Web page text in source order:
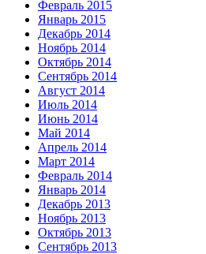
Февраль 2015
Январь 2015
Декабрь 2014
Ноябрь 2014
Октябрь 2014
Сентябрь 2014
Август 2014
Июль 2014
Июнь 2014
Май 2014
Апрель 2014
Март 2014
Февраль 2014
Январь 2014
Декабрь 2013
Ноябрь 2013
Октябрь 2013
Сентябрь 2013